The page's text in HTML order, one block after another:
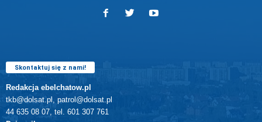
Skontaktuj się z nami!
Redakcja ebelchatow.pl
tkb@dolsat.pl, patrol@dolsat.pl
44 635 08 07, tel. 601 307 761